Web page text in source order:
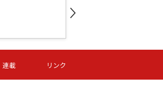
第16節 09/06 (日) 15:00
- -
連載 リンク